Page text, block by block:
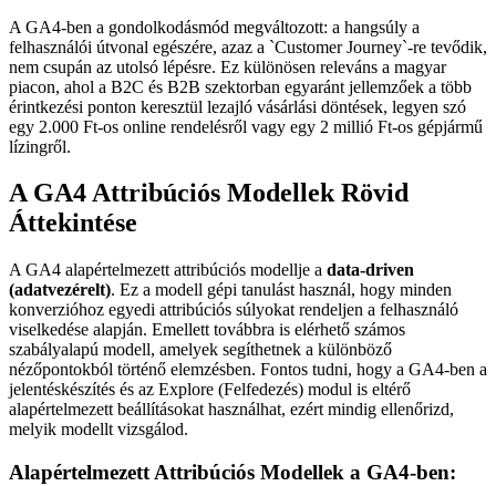
A GA4-ben a gondolkodásmód megváltozott: a hangsúly a
felhasználói útvonal egészére, azaz a `Customer Journey`-re tevődik,
nem csupán az utolsó lépésre. Ez különösen releváns a magyar
piacon, ahol a B2C és B2B szektorban egyaránt jellemzőek a több
érintkezési ponton keresztül lezajló vásárlási döntések, legyen szó
egy 2.000 Ft-os online rendelésről vagy egy 2 millió Ft-os gépjármű
lízingről.
A GA4 Attribúciós Modellek Rövid
Áttekintése
A GA4 alapértelmezett attribúciós modellje a data-driven
(adatvezérelt). Ez a modell gépi tanulást használ, hogy minden
konverzióhoz egyedi attribúciós súlyokat rendeljen a felhasználó
viselkedése alapján. Emellett továbbra is elérhető számos
szabályalapú modell, amelyek segíthetnek a különböző
nézőpontokból történő elemzésben. Fontos tudni, hogy a GA4-ben a
jelentéskészítés és az Explore (Felfedezés) modul is eltérő
alapértelmezett beállításokat használhat, ezért mindig ellenőrizd,
melyik modellt vizsgálod.
Alapértelmezett Attribúciós Modellek a GA4-ben: